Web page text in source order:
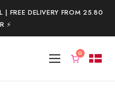
| FREE DELIVERY FROM 25.80
⚡️